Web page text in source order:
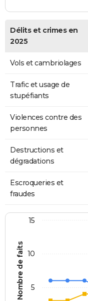
Délits et crimes en
2025
Vols et cambriolages
Trafic et usage de
stupéfiants
Violences contre des
personnes
Destructions et
dégradations
Escroqueries et
fraudes
Nombre de faits 5
10
15